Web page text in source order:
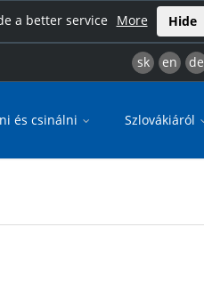
a better service More Hide
sk en de
és csinálni Szlovákiáról